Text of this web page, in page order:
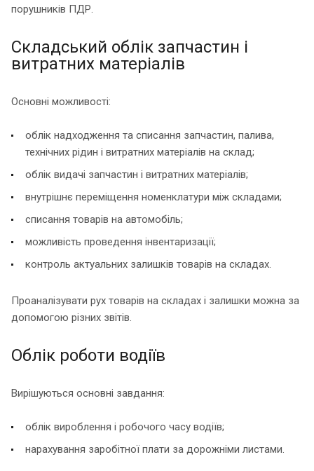
порушників ПДР.
Складський облік запчастин і
витратних матеріалів
Основні можливості:
облік надходження та списання запчастин, палива,
технічних рідин і витратних матеріалів на склад;
облік видачі запчастин і витратних матеріалів;
внутрішнє переміщення номенклатури між складами;
списання товарів на автомобіль;
можливість проведення інвентаризації;
контроль актуальних залишків товарів на складах.
Проаналізувати рух товарів на складах і залишки можна за
допомогою різних звітів.
Облік роботи водіїв
Вирішуються основні завдання:
облік вироблення і робочого часу водіїв;
нарахування заробітної плати за дорожніми листами.